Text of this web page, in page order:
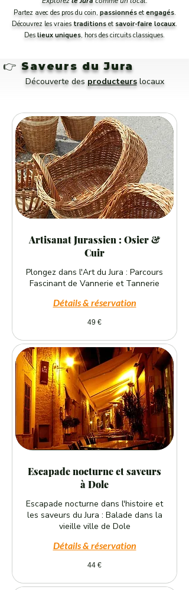
Partez avec des pros du coin, passionnés et engagés.
Découvrez les vraies traditions et savoir-faire locaux.
Des lieux uniques, hors des circuits classiques.
👉 Saveurs du Jura
Découverte des producteurs locaux
Artisanat Jurassien : Osier &
Cuir
Plongez dans l'Art du Jura : Parcours
Fascinant de Vannerie et Tannerie
Détails & réservation
49 €
Escapade nocturne et saveurs
à Dole
Escapade nocturne dans l'histoire et
les saveurs du Jura : Balade dans la
vieille ville de Dole
Détails & réservation
44 €